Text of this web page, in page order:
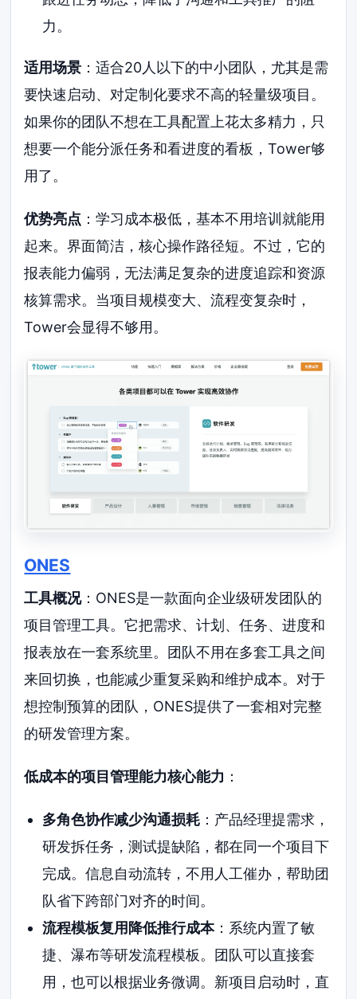
力。
适用场景 ：适合20人以下的中小团队，尤其是需
要快速启动、对定制化要求不高的轻量级项目。
如果你的团队不想在工具配置上花太多精力，只
想要一个能分派任务和看进度的看板，Tower够
用了。
优势亮点 ：学习成本极低，基本不用培训就能用
起来。界面简洁，核心操作路径短。不过，它的
报表能力偏弱，无法满足复杂的进度追踪和资源
核算需求。当项目规模变大、流程变复杂时，
Tower会显得不够用。
ONES
工具概况：ONES是一款面向企业级研发团队的
项目管理工具。它把需求、计划、任务、进度和
报表放在一套系统里。团队不用在多套工具之间
来回切换，也能减少重复采购和维护成本。对于
想控制预算的团队，ONES提供了一套相对完整
的研发管理方案。
低成本的项目管理能力核心能力 ：
多角色协作减少沟通损耗：产品经理提需求，
研发拆任务，测试提缺陷，都在同一个项目下
完成。信息自动流转，不用人工催办，帮助团
队省下跨部门对齐的时间。
流程模板复用降低推行成本：系统内置了敏
捷、瀑布等研发流程模板。团队可以直接套
用，也可以根据业务微调。新项目启动时，直